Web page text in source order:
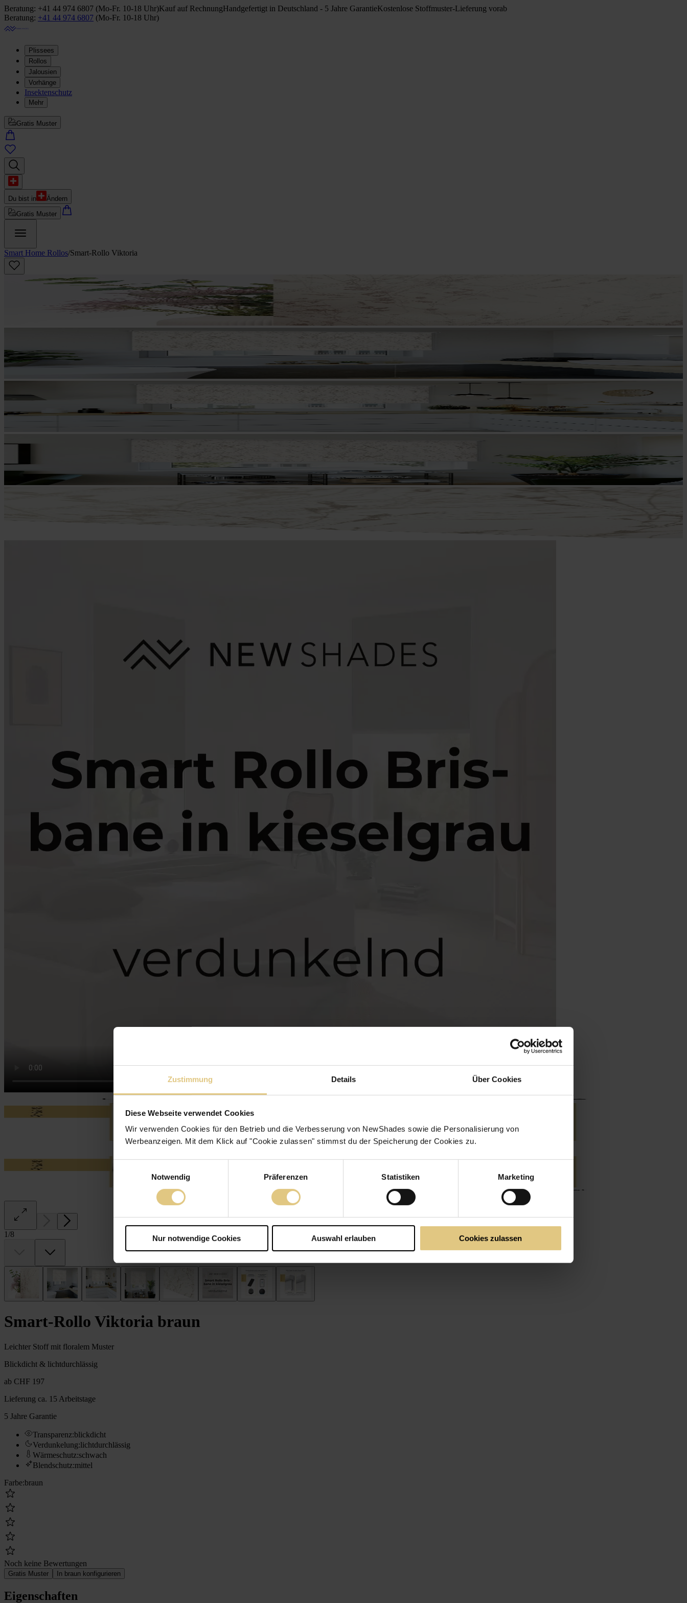
Zustimmung Details Über Cookies
Diese Webseite verwendet Cookies
Wir verwenden Cookies für den Betrieb und die Verbesserung von NewShades sowie die Personalisierung von
Werbeanzeigen. Mit dem Klick auf "Cookie zulassen" stimmst du der Speicherung der Cookies zu.
Notwendig
Präferenzen Statistiken Marketing
Nur notwendige Cookies Auswahl erlauben Cookies zulassen
Beratung: +41 44 974 6807 (Mo-Fr. 10-18 Uhr)Kauf auf RechnungHandgefertigt in Deutschland - 5 Jahre GarantieKostenlose Stoffmuster-Lieferung vorab
Beratung: +41 44 974 6807 (Mo-Fr. 10-18 Uhr)
Plissees
Rollos
Jalousien
Vorhänge
Insektenschutz
Mehr
Gratis Muster
Du bist in
Ändern
Gratis Muster
Smart Home Rollos/Smart-Rollo Viktoria
1/8
Smart-Rollo Viktoria braun
Leichter Stoff mit floralem Muster
Blickdicht & lichtdurchlässig
ab CHF 197
Lieferung ca. 15 Arbeitstage
5 Jahre Garantie
Transparenz:blickdicht
Verdunkelung:lichtdurchlässig
Wärmeschutz:schwach
Blendschutz:mittel
Farbe:braun
Noch keine Bewertungen
Gratis Muster In braun konfigurieren
Eigenschaften